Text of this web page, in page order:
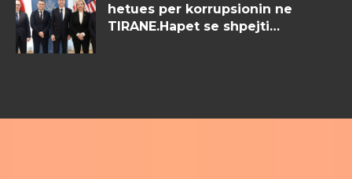
hetues per korrupsionin ne
TIRANE.Hapet se shpejti…